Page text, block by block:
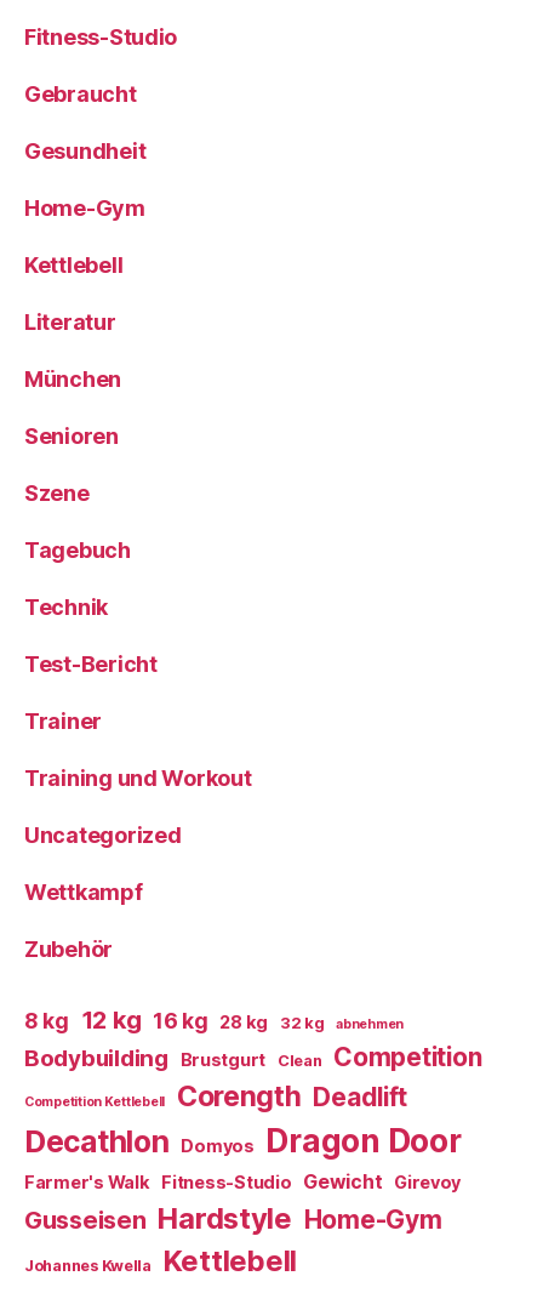
Fitness-Studio
Gebraucht
Gesundheit
Home-Gym
Kettlebell
Literatur
München
Senioren
Szene
Tagebuch
Technik
Test-Bericht
Trainer
Training und Workout
Uncategorized
Wettkampf
Zubehör
8 kg 12 kg 16 kg 28 kg 32 kg abnehmen
Bodybuilding Brustgurt Clean Competition
Competition Kettlebell Corength Deadlift
Decathlon Domyos Dragon Door
Farmer's Walk Fitness-Studio Gewicht Girevoy
Gusseisen Hardstyle Home-Gym
Johannes Kwella Kettlebell